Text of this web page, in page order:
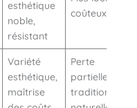
esthétique
noble,
résistant
coûteux
Variété
esthétique,
maîtrise
Perte
partielle de la
tradition